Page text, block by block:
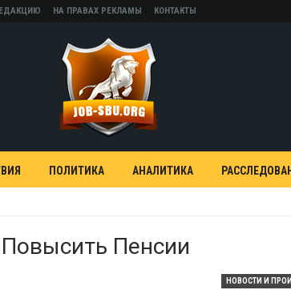
НА ПРАВАХ РЕКЛАМЫ КОНТАКТЫ
ПОЛИТИКА АНАЛИТИКА
Пенсии
НОВОСТИ И